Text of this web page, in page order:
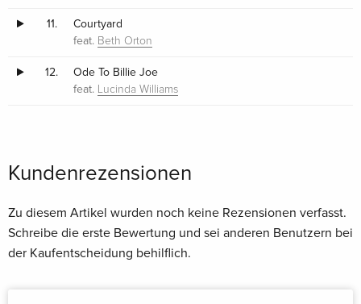
11.
Courtyard
feat. Beth Orton
12.
Ode To Billie Joe
feat.
Lucinda Williams
Kundenrezensionen
Zu diesem Artikel wurden noch keine Rezensionen verfasst.
Schreibe die erste Bewertung und sei anderen Benutzern bei
der Kaufentscheidung behilflich.